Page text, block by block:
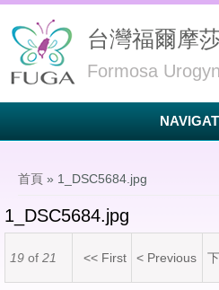
台灣福爾摩
Formosa
首頁 » 1_DSC5684.jpg
1_DSC5684.jpg
19 of 21 << First < Previous